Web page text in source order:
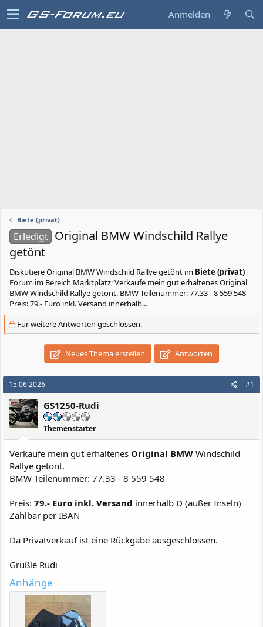
Anmelden
Biete (privat)
Erledigt Original BMW Windschild Rallye
getönt
DiskutiereOriginal BMW Windschild Rallye getönt im Biete (privat)
Forum im Bereich Marktplatz; Verkaufe mein gut erhaltenes Original
BMW Windschild Rallye getönt. BMW Teilenummer: 77.33 - 8 559 548
Preis: 79.- Euro inkl. Versand innerhalb...
Für weitere Antworten geschlossen.
Neues Thema erstellen Antworten
15.06.2026 #1
GS1250-Rudi
Themenstarter
Verkaufe mein gut erhaltenes Original BMW Windschild
Rallye getönt.
BMW Teilenummer: 77.33 - 8 559 548
Preis: 79.- Euro inkl. Versand innerhalb D (außer Inseln)
Zahlbar per IBAN
Da Privatverkauf ist eine Rückgabe ausgeschlossen.
Grüßle Rudi
Anhänge